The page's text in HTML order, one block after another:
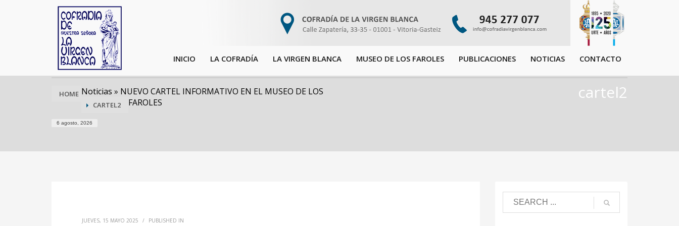
INICIO LA COFRADÍA LA VIRGEN BLANCA MUSEO DE LOS FAROLES PUBLICACIONES NOTICIAS CONTACTO
HOME Noticias » NUEVO CARTEL INFORMATIVO EN EL MUSEO DE LOS
FAROLES
CARTEL2
6 agosto, 2026
cartel2
JUEVES, 15 MAYO 2025 / PUBLISHED IN